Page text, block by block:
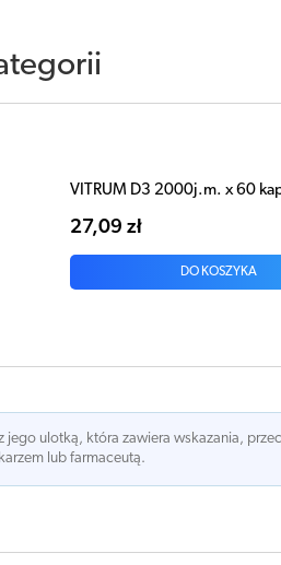
Vitrum D3 1000j.m. x 120
36,44 zł
DO KOSZYKA
jego ulotką, która zawiera wskazania,
lub farmaceutą.